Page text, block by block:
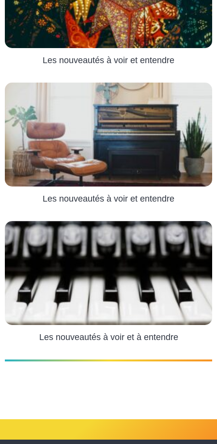
Les nouveautés à voir et entendre
Les nouveautés à voir et entendre
Les nouveautés à voir et à entendre